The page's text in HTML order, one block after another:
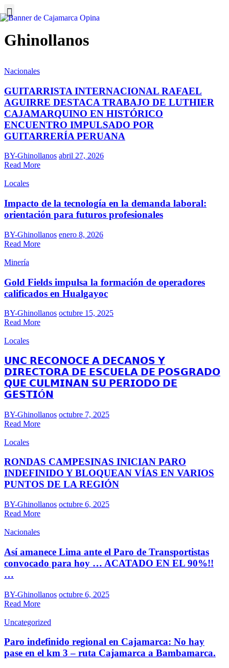
Ghinollanos
Nacionales
GUITARRISTA INTERNACIONAL RAFAEL
AGUIRRE DESTACA TRABAJO DE LUTHIER
CAJAMARQUINO EN HISTÓRICO
ENCUENTRO IMPULSADO POR
GUITARRERÍA PERUANA
BY-Ghinollanos abril 27, 2026
Read More
Locales
Impacto de la tecnología en la demanda laboral:
orientación para futuros profesionales
BY-Ghinollanos enero 8, 2026
Read More
Minería
Gold Fields impulsa la formación de operadores
calificados en Hualgayoc
BY-Ghinollanos octubre 15, 2025
Read More
Locales
𝗨𝗡𝗖 𝗥𝗘𝗖𝗢𝗡𝗢𝗖𝗘 𝗔 𝗗𝗘𝗖𝗔𝗡𝗢𝗦 𝗬
𝗗𝗜𝗥𝗘𝗖𝗧𝗢𝗥𝗔 𝗗𝗘 𝗘𝗦𝗖𝗨𝗘𝗟𝗔 𝗗𝗘 𝗣𝗢𝗦𝗚𝗥𝗔𝗗𝗢
𝗤𝗨𝗘 𝗖𝗨𝗟𝗠𝗜𝗡𝗔𝗡 𝗦𝗨 𝗣𝗘𝗥𝗜𝗢𝗗𝗢 𝗗𝗘
𝗚𝗘𝗦𝗧𝗜Ó𝗡
BY-Ghinollanos octubre 7, 2025
Read More
Locales
RONDAS CAMPESINAS INICIAN PARO
INDEFINIDO Y BLOQUEAN VÍAS EN VARIOS
PUNTOS DE LA REGIÓN
BY-Ghinollanos octubre 6, 2025
Read More
Nacionales
Así amanece Lima ante el Paro de Transportistas
convocado para hoy … ACATADO EN EL 90%!!
…
BY-Ghinollanos octubre 6, 2025
Read More
Uncategorized
Paro indefinido regional en Cajamarca: No hay
pase en el km 3 – ruta Cajamarca a Bambamarca.